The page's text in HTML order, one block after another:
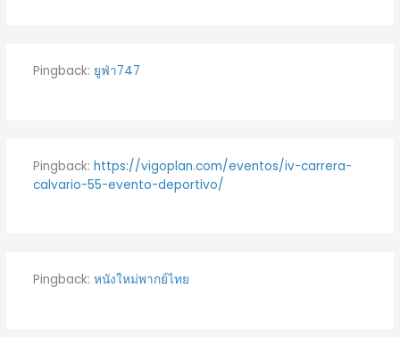
Pingback: ยูฟ่า747
Pingback: https://vigoplan.com/eventos/iv-carrera-
calvario-55-evento-deportivo/
Pingback: หนังใหม่พากย์ไทย